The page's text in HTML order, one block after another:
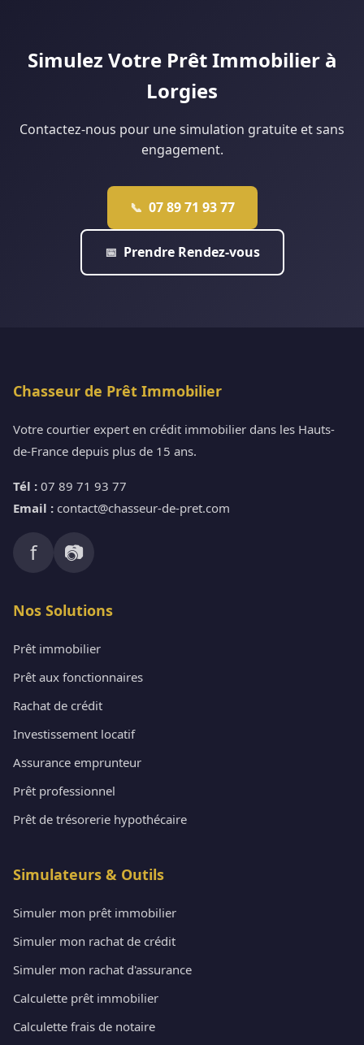
Simulez Votre Prêt Immobilier à
Lorgies
Contactez-nous pour une simulation gratuite et sans
engagement.
📞 07 89 71 93 77
📅 Prendre Rendez-vous
Chasseur de Prêt Immobilier
Votre courtier expert en crédit immobilier dans les Hauts-
de-France depuis plus de 15 ans.
Tél : 07 89 71 93 77
Email : contact@chasseur-de-pret.com
f 📷
Nos Solutions
Prêt immobilier
Prêt aux fonctionnaires
Rachat de crédit
Investissement locatif
Assurance emprunteur
Prêt professionnel
Prêt de trésorerie hypothécaire
Simulateurs & Outils
Simuler mon prêt immobilier
Simuler mon rachat de crédit
Simuler mon rachat d'assurance
Calculette prêt immobilier
Calculette frais de notaire